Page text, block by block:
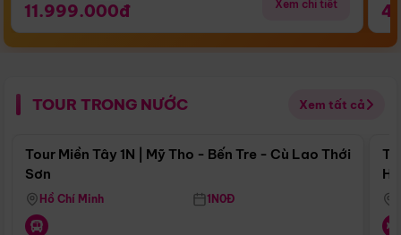
11.999.000đ Xem chi tiết
TOUR TRONG NƯỚC Xem tất cả
Điểm nổi bật
Tour Miền Tây 1N | Mỹ Tho - Bến Tre - Cù Lao Thới
Sơn
Hồ Chí Minh 1N0Đ